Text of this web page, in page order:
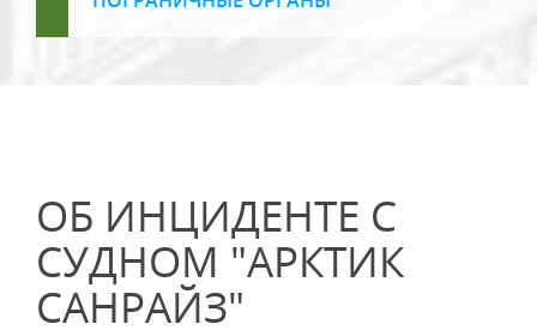
ОБ ИНЦИДЕНТЕ С
СУДНОМ "АРКТИК
САНРАЙЗ"